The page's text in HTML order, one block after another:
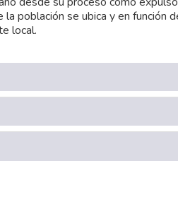
población se ubica y en función
local.